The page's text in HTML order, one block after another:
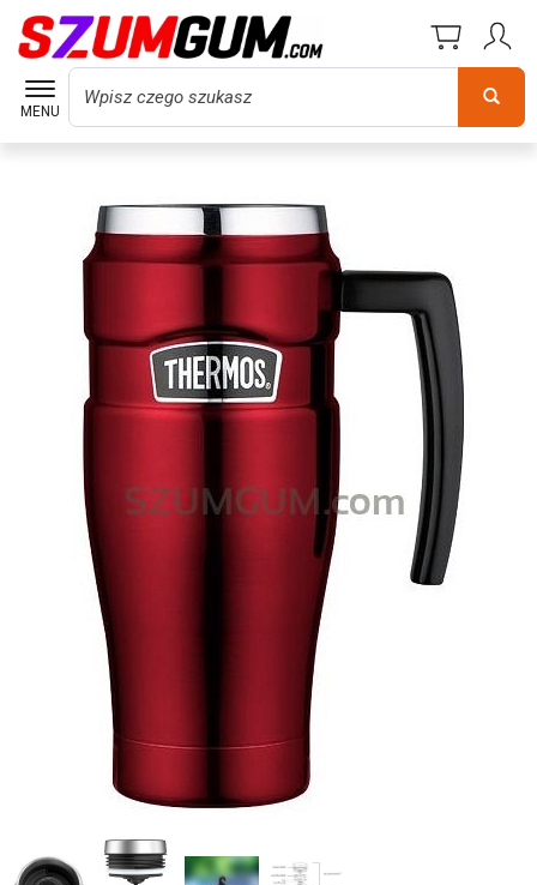
MENU
Wyszukaj